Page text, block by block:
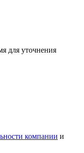
для уточнения
компании и